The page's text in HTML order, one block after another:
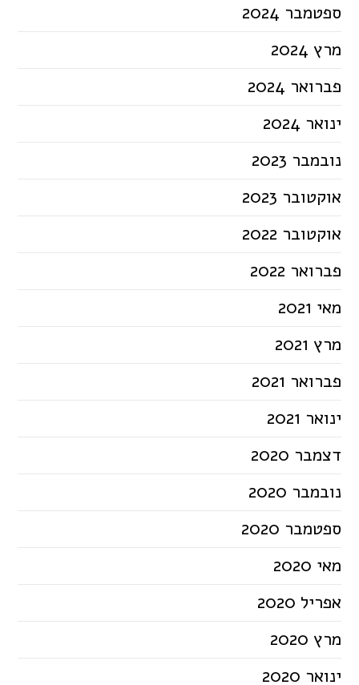
ספטמבר 2024
מרץ 2024
פברואר 2024
ינואר 2024
נובמבר 2023
אוקטובר 2023
אוקטובר 2022
פברואר 2022
מאי 2021
מרץ 2021
פברואר 2021
ינואר 2021
דצמבר 2020
נובמבר 2020
ספטמבר 2020
מאי 2020
אפריל 2020
מרץ 2020
ינואר 2020